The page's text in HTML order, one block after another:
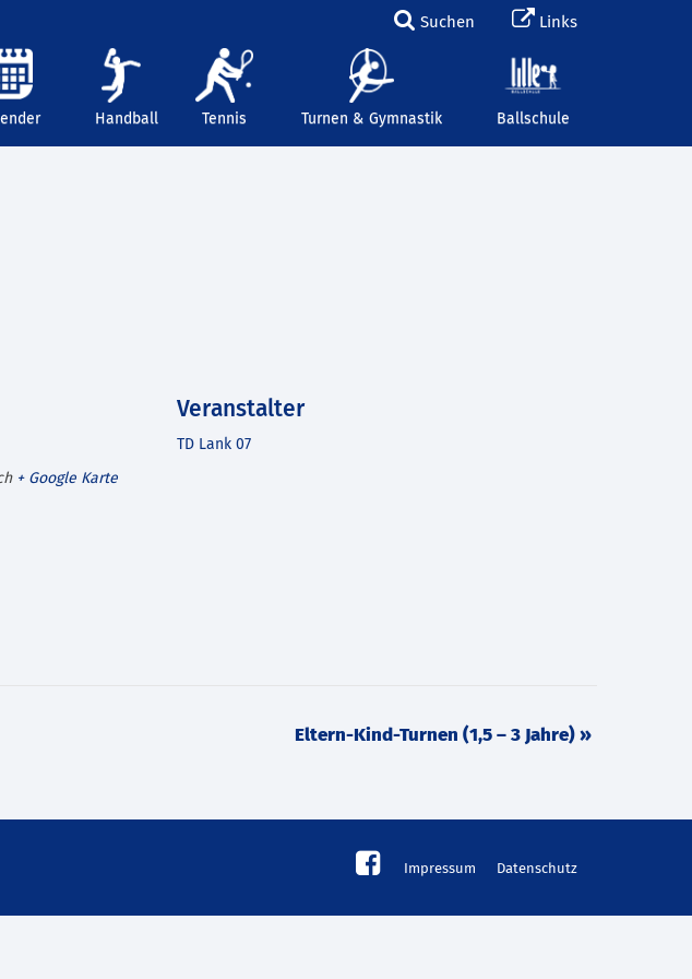
Suchen Links
Handball Tennis Turnen & Gymnastik Ballschule
+ Google Karte
Veranstalter
TD Lank 07
Eltern-Kind-Turnen (1,5 – 3 Jahre) »
Impressum Datenschutz